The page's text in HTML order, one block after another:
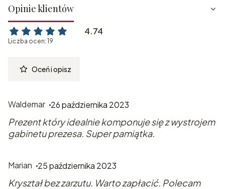
Opinie klientów
4.74
Liczba ocen: 19
Oceń i opisz
Waldemar 26 października 2023
Prezent który idealnie komponuje się z wystrojem
gabinetu prezesa. Super pamiątka.
Marian 25 października 2023
Kryształ bez zarzutu. Warto zapłacić. Polecam